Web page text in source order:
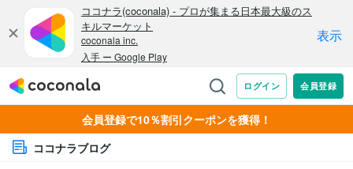
会員登録で10％割引クーポンを獲得！
ココナラブログ